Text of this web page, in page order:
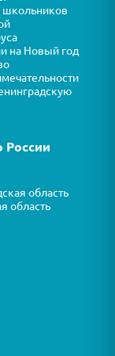
школьников
на Новый год
России
область
область